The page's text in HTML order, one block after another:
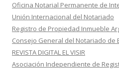
Oficina Notarial Permanente de
Unión Internacional del Notariado
Registro de Propiedad Inmueble
Consejo General del Notariado de
REVISTA DIGITAL EL VISIR
Asociación Independiente de